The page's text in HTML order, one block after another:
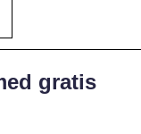
gratis